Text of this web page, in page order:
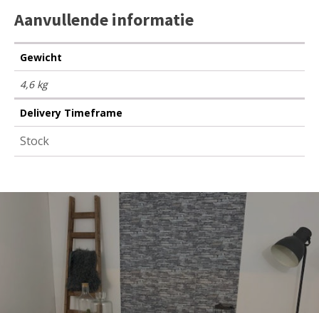
Aanvullende informatie
Gewicht
4,6 kg
Delivery Timeframe
Stock